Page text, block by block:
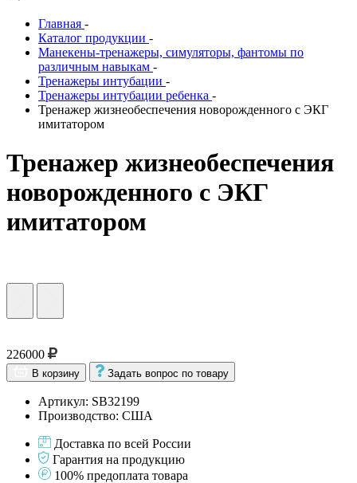
Главная -
Каталог продукции -
Манекены-тренажеры, симуляторы, фантомы по
различным навыкам -
Тренажеры интубации -
Тренажеры интубации ребенка -
Тренажер жизнеобеспечения новорожденного с ЭКГ
имитатором
Тренажер жизнеобеспечения
новорожденного с ЭКГ
имитатором
226000
В корзину Задать вопрос по товару
Артикул: SB32199
Производство: США
Доставка по всей России
Гарантия на продукцию
100% предоплата товара